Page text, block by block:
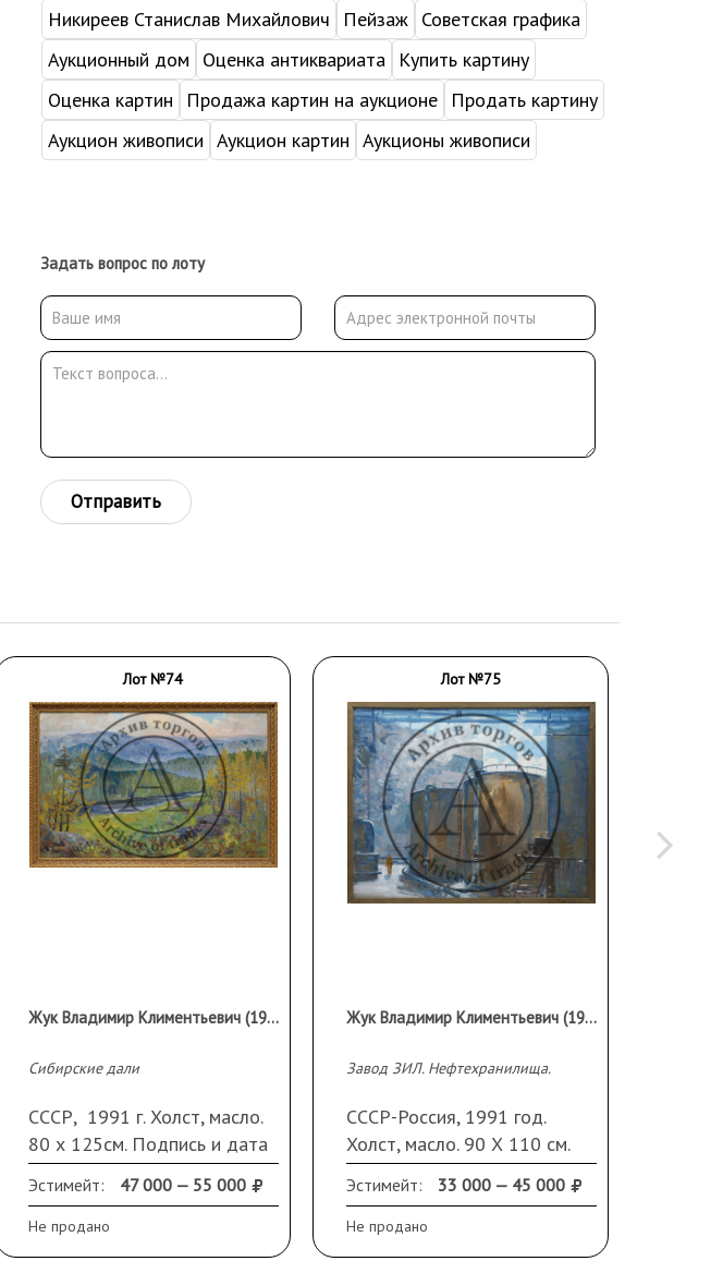
Никиреев Станислав Михайлович Пейзаж Советская графика
Аукционный дом
Оценка антиквариата
Купить картину
Оценка картин
Продажа картин на аукционе
Продать картину
Аукцион живописи Аукцион картин Аукционы живописи
Задать вопрос по лоту
Отправить
Лот №74
Жук Владимир Климентьевич (1932 г.р.)
Сибирские дали
СССР, 1991 г. Холст, масло.
80 х 125см. Подпись и дата
справа внизу.
Эстимейт: 47 000 — 55 000
Не продано
Лот №75
Жук Владимир Климентьевич (1932 г.р.)
Завод ЗИЛ. Нефтехранилища.
СССР-Россия, 1991 год.
Холст, масло. 90 Х 110 см.
Подпись справа внизу. В
раме
Эстимейт: 33 000 — 45 000
Не продано